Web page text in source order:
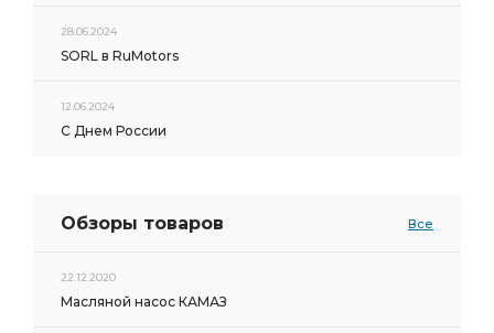
28.06.2024
SORL в RuMotors
12.06.2024
С Днем России
Обзоры товаров Все
22.12.2020
Масляной насос КАМАЗ